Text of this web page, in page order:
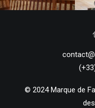
© 2024 Marque de